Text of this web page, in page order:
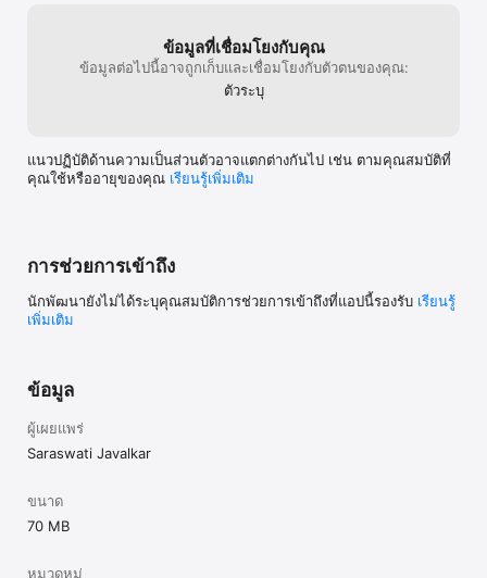
ข้อมูลที่เชื่อมโยงกับคุณ
ข้อมูลต่อไปนี้อาจถูกเก็บและเชื่อมโยงกับตัวตนของคุณ:
ตัวระบุ
แนวปฏิบัติด้านความเป็นส่วนตัวอาจแตกต่างกันไป เช่น ตามคุณสมบัติที่
คุณใช้หรืออายุของคุณ เรียนรู้เพิ่มเติม
การช่วยการเข้าถึง
นักพัฒนายังไม่ได้ระบุคุณสมบัติการช่วยการเข้าถึงที่แอปนี้รองรับ เรียนรู้
เพิ่มเติม
ข้อมูล
ผู้เผยแพร่
Saraswati Javalkar
ขนาด
70 MB
หมวดหมู่